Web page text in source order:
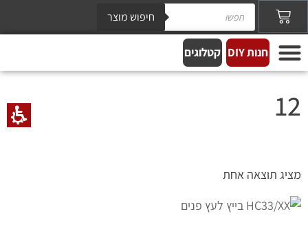
חיפוש מוצר
חנות DIY קטלוגים
12
מציג תוצאה אחת